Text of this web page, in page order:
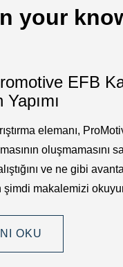
your
EFB
elemanı,
oluşmamasını
ve ne gibi
şimdi makalemizi
OKU